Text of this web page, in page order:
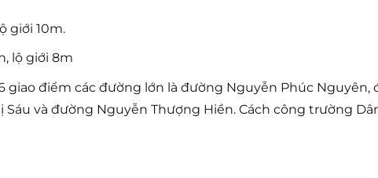
giới 10m.
lộ giới 8m
điểm các đường lớn là đường Nguyễn Phúc Nguyên,
Sáu và đường Nguyễn Thượng Hiền. Cách công trường